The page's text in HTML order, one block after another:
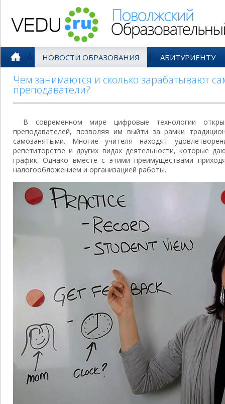
НОВОСТИ ОБРАЗОВАНИЯ АБИТУРИЕНТУ
Чем занимаются и сколько зарабатывают
преподаватели?
В современном мире цифровые технологии
преподавателей, позволяя им выйти за рамки
самозанятыми. Многие учителя находят
репетиторстве и других видах деятельности, которые
график. Однако вместе с этими преимуществами
налогообложением и организацией работы.